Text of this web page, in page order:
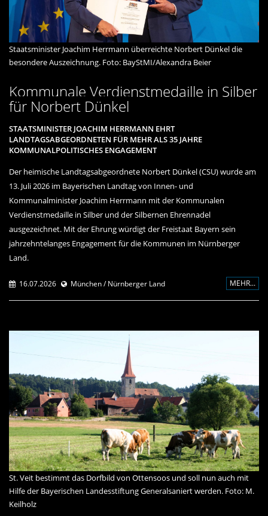
Staatsminister Joachim Herrmann überreichte Norbert Dünkel die
besondere Auszeichnung. Foto: BayStMI/Alexandra Beier
Kommunale Verdienstmedaille in Silber
für Norbert Dünkel
STAATSMINISTER JOACHIM HERRMANN EHRT
LANDTAGSABGEORDNETEN FÜR MEHR ALS 35 JAHRE
KOMMUNALPOLITISCHES ENGAGEMENT
Der heimische Landtagsabgeordnete Norbert Dünkel (CSU) wurde am
13. Juli 2026 im Bayerischen Landtag von Innen- und
Kommunalminister Joachim Herrmann mit der Kommunalen
Verdienstmedaille in Silber und der Silbernen Ehrennadel
ausgezeichnet. Mit der Ehrung würdigt der Freistaat Bayern sein
jahrzehntelanges Engagement für die Kommunen im Nürnberger
Land.
16.07.2026 München / Nürnberger Land MEHR...
St. Veit bestimmt das Dorfbild von Ottensoos und soll nun auch mit
Hilfe der Bayerischen Landesstiftung Generalsaniert werden. Foto: M.
Keilholz